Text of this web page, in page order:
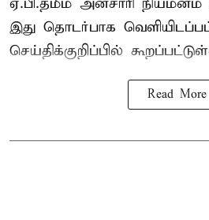
இது தொடர்பாக
செய்திக்குறிப்பில்
Read More